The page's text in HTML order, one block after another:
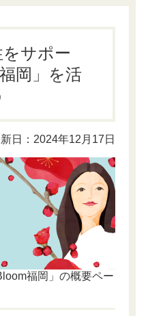
サポー
岡」を活
日：2024年12月17日
福岡」の概要ペー